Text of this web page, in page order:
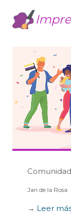
Jan de la Rosa
→ Leer